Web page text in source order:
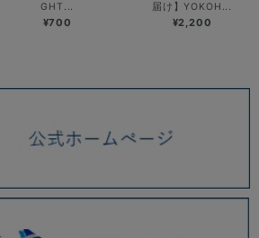
GHT...
¥700
届け】YOKOH...
¥2,200